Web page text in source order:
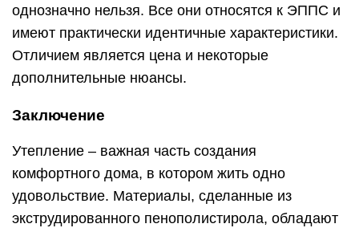
однозначно нельзя. Все они относятся к ЭППС и
имеют практически идентичные характеристики.
Отличием является цена и некоторые
дополнительные нюансы.
Заключение
Утепление – важная часть создания
комфортного дома, в котором жить одно
удовольствие. Материалы, сделанные из
экструдированного пенополистирола, обладают